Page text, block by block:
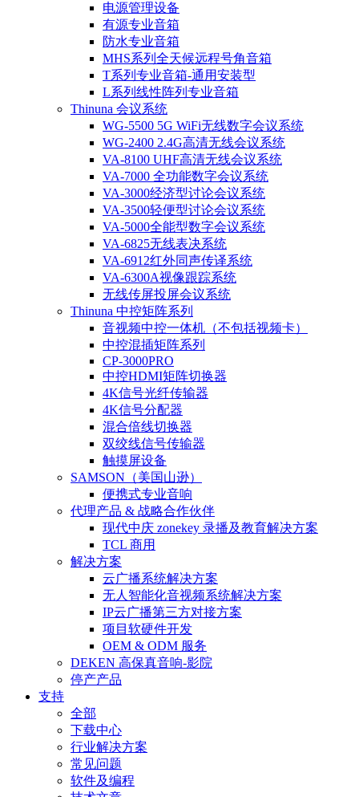
电源管理设备
有源专业音箱
防水专业音箱
MHS系列全天候远程号角音箱
T系列专业音箱-通用安装型
L系列线性阵列专业音箱
Thinuna 会议系统
WG-5500 5G WiFi无线数字会议系统
WG-2400 2.4G高清无线会议系统
VA-8100 UHF高清无线会议系统
VA-7000 全功能数字会议系统
VA-3000经济型讨论会议系统
VA-3500轻便型讨论会议系统
VA-5000全能型数字会议系统
VA-6825无线表决系统
VA-6912红外同声传译系统
VA-6300A视像跟踪系统
无线传屏投屏会议系统
Thinuna 中控矩阵系列
音视频中控一体机（不包括视频卡）
中控混插矩阵系列
CP-3000PRO
中控HDMI矩阵切换器
4K信号光纤传输器
4K信号分配器
混合倍线切换器
双绞线信号传输器
触摸屏设备
SAMSON（美国山逊）
便携式专业音响
代理产品 & 战略合作伙伴
现代中庆 zonekey 录播及教育解决方案
TCL 商用
解决方案
云广播系统解决方案
无人智能化音视频系统解决方案
IP云广播第三方对接方案
项目软硬件开发
OEM & ODM 服务
DEKEN 高保真音响-影院
停产产品
支持
全部
下载中心
行业解决方案
常见问题
软件及编程